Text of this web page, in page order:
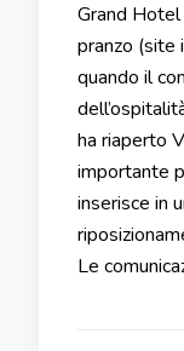
Grand
pranzo (site
quando il
ha riaperto
importante
inserisce in
Le